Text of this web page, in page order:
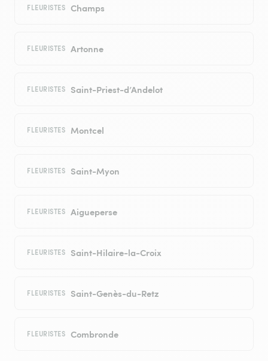
FLEURISTES Champs
FLEURISTES Artonne
FLEURISTES Saint-Priest-d’Andelot
FLEURISTES Montcel
FLEURISTES Saint-Myon
FLEURISTES Aigueperse
FLEURISTES Saint-Hilaire-la-Croix
FLEURISTES Saint-Genès-du-Retz
FLEURISTES Combronde